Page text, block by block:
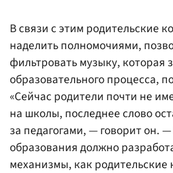
В связи с этим родительские
наделить полномочиями,
фильтровать музыку, которая
образовательного процесса,
«Сейчас родители почти не
на школы, последнее слово
за педагогами, — говорит он.
образования должно
механизмы, как родительские